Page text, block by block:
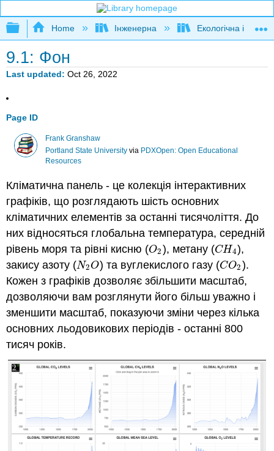
Expand/collapse global hierarchy
Home Інженерна Екологічна
9.1: Фон
Last updated Oct 26, 2022
Page ID
Frank Granshaw
Portland State Universityvia PDXOpen: Open Educational
Resources
Кліматична панель - це колекція інтерактивних
графіків, що розглядають шість основних
кліматичних елементів за останні тисячоліття. До
них відносяться глобальна температура, середній
рівень моря та рівні кисню (O2
O2), метану (CH4
CH4),
закису азоту (N2O
N2O) та вуглекислого газу (CO2
CO2).
Кожен з графіків дозволяє збільшити масштаб,
дозволяючи вам розглянути його більш уважно і
зменшити масштаб, показуючи зміни через кілька
основних льодовикових періодів - останні 800
тисяч років.